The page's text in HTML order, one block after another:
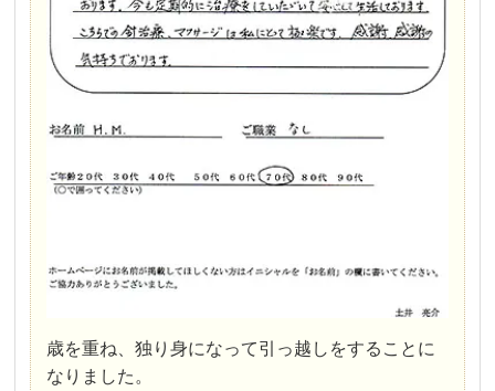
歳を重ね、独り身になって引っ越しをすることに
なりました。